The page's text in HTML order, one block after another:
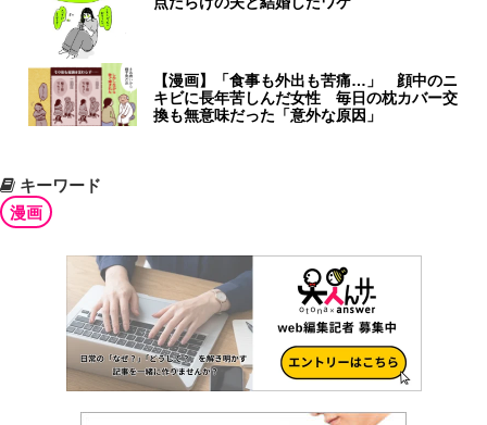
【漫画】「食事も外出も苦痛…」 顔中のニ
キビに長年苦しんだ女性 毎日の枕カバー交
換も無意味だった「意外な原因」
キーワード
漫画